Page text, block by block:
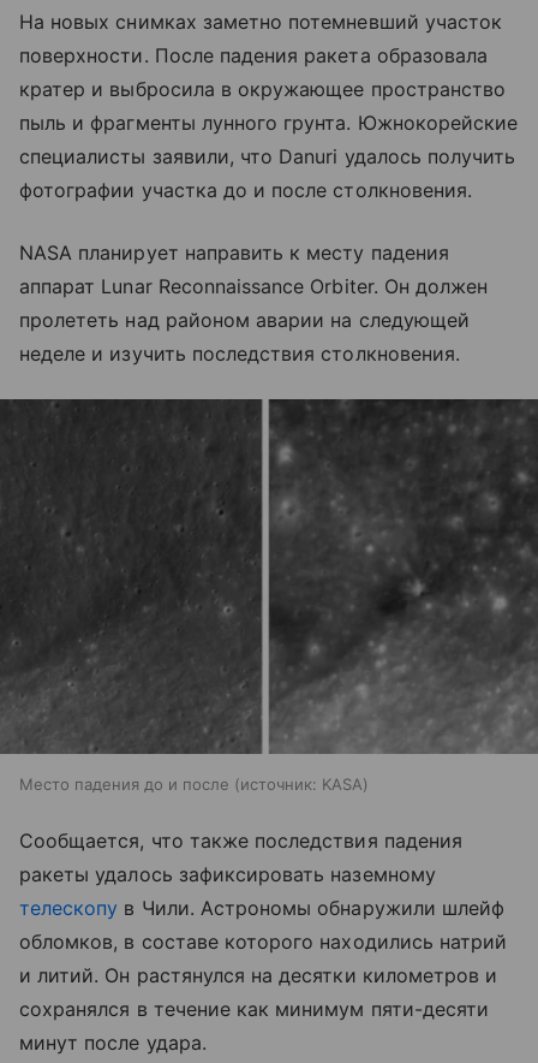
На новых снимках заметно потемневший участок
поверхности. После падения ракета образовала
кратер и выбросила в окружающее пространство
пыль и фрагменты лунного грунта. Южнокорейские
специалисты заявили, что Danuri удалось получить
фотографии участка до и после столкновения.
NASA планирует направить к месту падения
аппарат Lunar Reconnaissance Orbiter. Он должен
пролететь над районом аварии на следующей
неделе и изучить последствия столкновения.
Место падения до и после источник: KASA
Сообщается, что также последствия падения
ракеты удалось зафиксировать наземному
телескопу в Чили. Астрономы обнаружили шлейф
обломков, в составе которого находились натрий
и литий. Он растянулся на десятки километров и
сохранялся в течение как минимум пяти-десяти
минут после удара.